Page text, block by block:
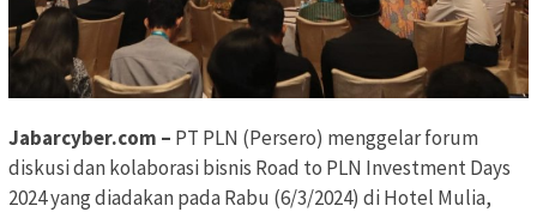
Jabarcyber.com – PT PLN (Persero) menggelar forum
diskusi dan kolaborasi bisnis Road to PLN Investment Days
2024 yang diadakan pada Rabu (6/3/2024) di Hotel Mulia,